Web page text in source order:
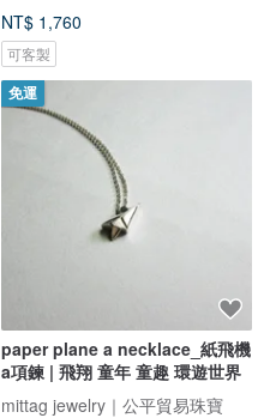
NT$ 1,760
可客製
免運
paper plane a necklace_紙飛機
a項鍊 | 飛翔 童年 童趣 環遊世界
mittag jewelry｜公平貿易珠寶